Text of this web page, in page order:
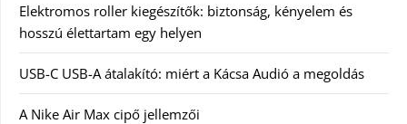
Elektromos roller kiegészítők: biztonság, kényelem és
hosszú élettartam egy helyen
USB-C USB-A átalakító: miért a Kácsa Audió a megoldás
A Nike Air Max cipő jellemzői